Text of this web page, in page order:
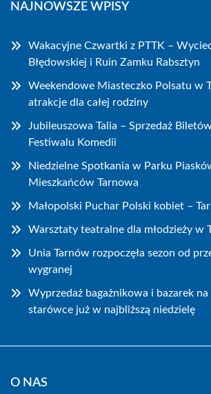
NAJNOWSZE WPISY
Wakacyjne Czwartki z PTTK –
Błędowskiej i Ruin Zamku Rabsztyn
Weekendowe Miasteczko Polsatu w
atrakcje dla całej rodziny
Jubileuszowa Talia – Sprzedaż
Festiwalu Komedii
Niedzielne Spotkania w Parku
Mieszkańców Tarnowa
Małopolski Puchar Polski kobiet –
Warsztaty teatralne dla młodzieży w
Unia Tarnów rozpoczęła sezon od
wygranej
Wyprzedaż bagażnikowa i bazarek
starówce już w najbliższą niedzielę
O NAS